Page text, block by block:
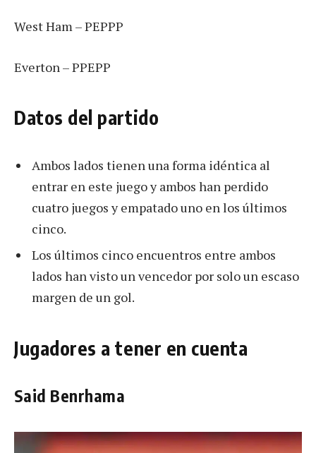
West Ham – PEPPP
Everton – PPEPP
Datos del partido
Ambos lados tienen una forma idéntica al
entrar en este juego y ambos han perdido
cuatro juegos y empatado uno en los últimos
cinco.
Los últimos cinco encuentros entre ambos
lados han visto un vencedor por solo un escaso
margen de un gol.
Jugadores a tener en cuenta
Said Benrhama